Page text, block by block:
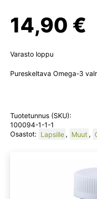
14,90 €
Varasto loppu
Pureskeltava Omega-3
Tuotetunnus (SKU):
100094-1-1-1
Osastot: Lapsille , Muut ,